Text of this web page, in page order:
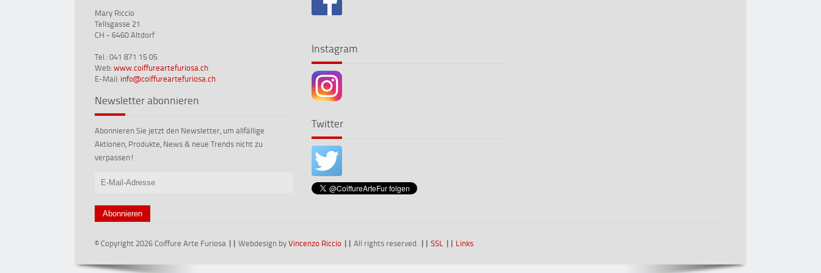
Mary Riccio
Tellsgasse 21
CH - 6460 Altdorf
Tel.: 041 871 15 05
Web:www.coiffureartefuriosa.ch
E-Mail: info@coiffureartefuriosa.ch
Newsletter abonnieren
Abonnieren Sie jetzt den Newsletter, um allfällige
Aktionen, Produkte, News & neue Trends nicht zu
verpassen!
Instagram
Twitter
© Copyright 2026 Coiffure Arte Furiosa || Webdesign byVincenzo Riccio || All rights reserved. || SSL || Links